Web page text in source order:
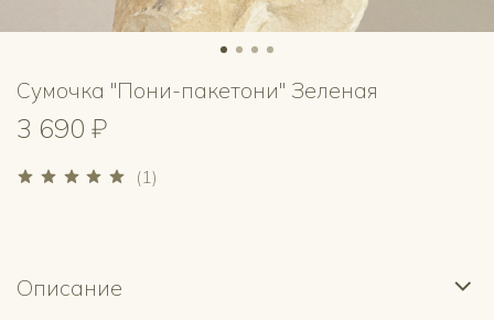
(1)
Сумочка "Пони-пакетони" Зеленая
3 690 ₽
Описание